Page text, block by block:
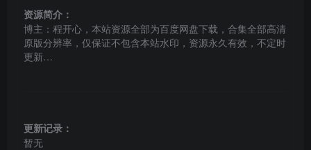
资源简介：
博主：程开心，本站资源全部为百度网盘下载，合集全部高清
原版分辨率，仅保证不包含本站水印，资源永久有效，不定时
更新…
更新记录：
暂无